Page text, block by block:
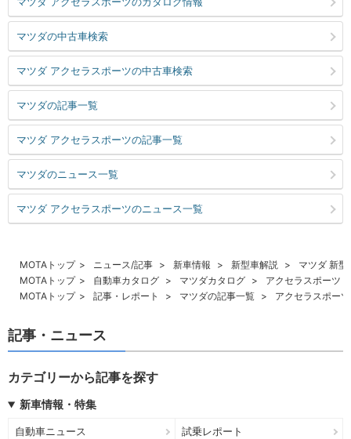
マツダの中古車検索
マツダ アクセラスポーツの中古車検索
マツダの記事一覧
マツダ アクセラスポーツの記事一覧
マツダのニュース一覧
マツダ アクセラスポーツのニュース一覧
MOTAトップ ニュース/記事 新車情報 新型車解説
マツダ 新
MOTAトップ
自動車カタログ マツダカタログ
アクセラスポーツ
MOTAトップ
記事・レポート マツダの記事一覧 アクセラスポー
記事・ニュース
カテゴリーから記事を探す
新車情報・特集
自動車ニュース 試乗レポート